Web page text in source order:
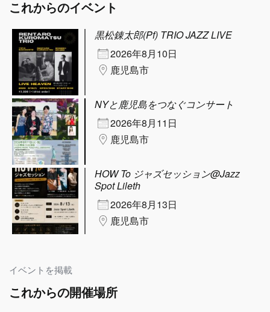
これからのイベント
黒松錬太郎(Pf) TRIO JAZZ LIVE
2026年8月10日
鹿児島市
NYと鹿児島をつなぐコンサート
2026年8月11日
鹿児島市
HOW To ジャズセッション@Jazz
Spot Lileth
2026年8月13日
鹿児島市
イベントを掲載
これからの開催場所